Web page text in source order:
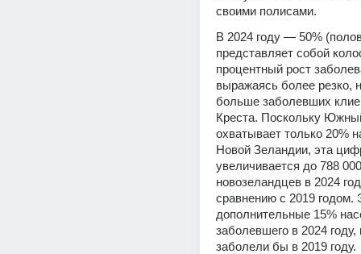
своими полисами.
В 2024 году — 50%
представляет собой
процентный рост
выражаясь более резко,
больше заболевших
Креста. Поскольку
охватывает только 20%
Новой Зеландии, эта
увеличивается до 788
новозеландцев в 2024
сравнению с 2019 годом.
дополнительные 15%
заболевшего в 2024 году,
заболели бы в 2019 году.